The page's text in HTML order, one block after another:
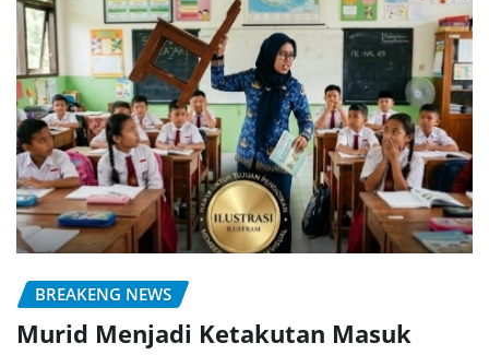
BREAKENG NEWS
Murid Menjadi Ketakutan Masuk